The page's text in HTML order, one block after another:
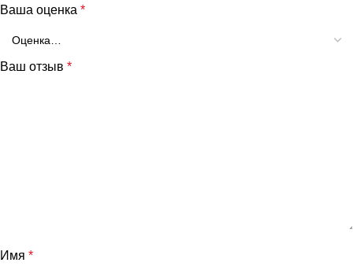
Ваша оценка *
Ваш отзыв *
Имя *